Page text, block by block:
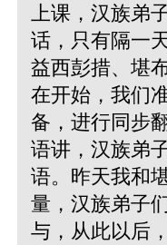
上课，汉族弟
话，只有隔一
益西彭措、堪
在开始，我们
备，进行同步
语讲，汉族弟
语。昨天我和
量，汉族弟子
与，从此以后